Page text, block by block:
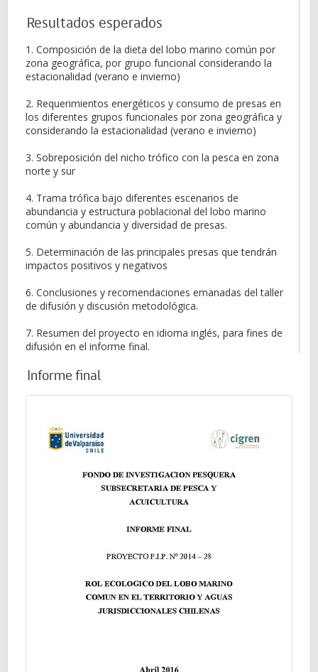
Resultados esperados
1. Composición de la dieta del lobo marino común por
zona geográfica, por grupo funcional considerando la
estacionalidad (verano e invierno)
2. Requerimientos energéticos y consumo de presas en
los diferentes grupos funcionales por zona geográfica y
considerando la estacionalidad (verano e invierno)
3. Sobreposición del nicho trófico con la pesca en zona
norte y sur
4. Trama trófica bajo diferentes escenarios de
abundancia y estructura poblacional del lobo marino
común y abundancia y diversidad de presas.
5. Determinación de las principales presas que tendrán
impactos positivos y negativos
6. Conclusiones y recomendaciones emanadas del taller
de difusión y discusión metodológica.
7. Resumen del proyecto en idioma inglés, para fines de
difusión en el informe final.
Informe final